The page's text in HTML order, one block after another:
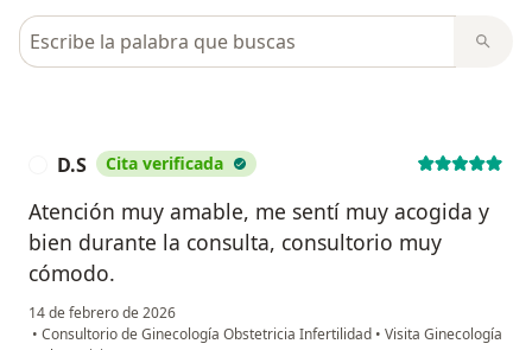
Busca en opiniones
D.S Cita verificada
Atención muy amable, me sentí muy acogida y
bien durante la consulta, consultorio muy
cómodo.
14 de febrero de 2026
• Consultorio de Ginecología Obstetricia Infertilidad • Visita Ginecología